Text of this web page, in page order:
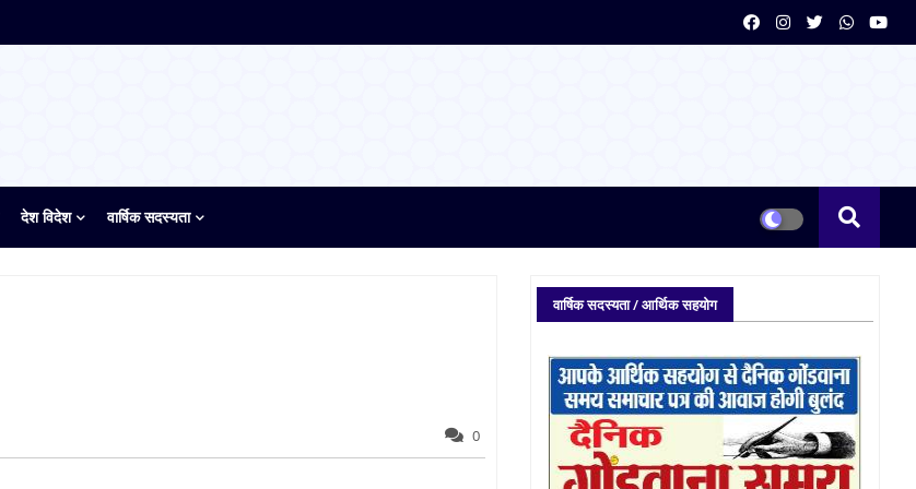
देश विदेश वार्षिक सदस्यता
0
वार्षिक सदस्यता / आर्थिक सहयोग